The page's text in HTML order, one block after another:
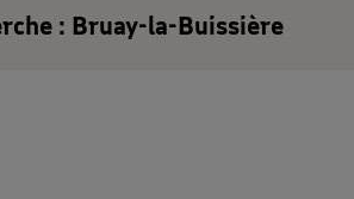
: Bruay-la-Buissière